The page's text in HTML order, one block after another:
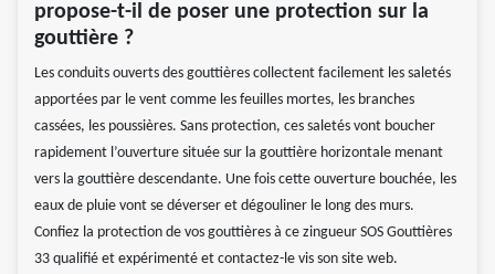
propose-t-il de poser une protection sur la
gouttière ?
Les conduits ouverts des gouttières collectent facilement les saletés
apportées par le vent comme les feuilles mortes, les branches
cassées, les poussières. Sans protection, ces saletés vont boucher
rapidement l’ouverture située sur la gouttière horizontale menant
vers la gouttière descendante. Une fois cette ouverture bouchée, les
eaux de pluie vont se déverser et dégouliner le long des murs.
Confiez la protection de vos gouttières à ce zingueur SOS Gouttières
33 qualifié et expérimenté et contactez-le vis son site web.